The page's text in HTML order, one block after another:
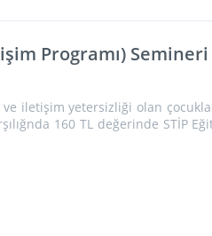
Programı) Semineri
ve iletişim yetersizliği olan
160 TL değerinde STİP